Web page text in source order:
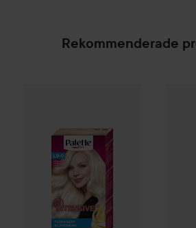
Rekommenderade